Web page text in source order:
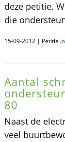
deze petitie.
die
15-09-2012 | Petitie
Aantal
80
Naast de
veel